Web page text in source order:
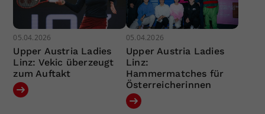
05.04.2026
Upper Austria Ladies
Linz: Vekic überzeugt
zum Auftakt
05.04.2026
Upper Austria Ladies
Linz:
Hammermatches für
Österreicherinnen